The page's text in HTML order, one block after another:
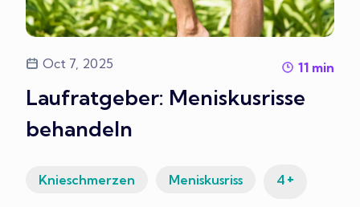
Oct 7, 2025 11 min
Laufratgeber: Meniskusrisse
behandeln
Knieschmerzen Meniskusriss 4 +